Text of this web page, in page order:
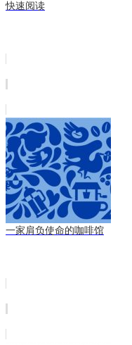
快速阅读
一家肩负使命的咖啡馆